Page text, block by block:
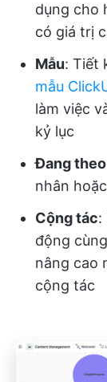
dụng cho
có giá trị
Mẫu: Tiết
mẫu
làm việc
kỷ lục
Đang
nhân
Cộng tác:
động
nâng cao
cộng tác